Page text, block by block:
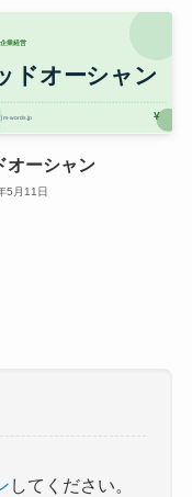
オーシャン
5月11日
してください。